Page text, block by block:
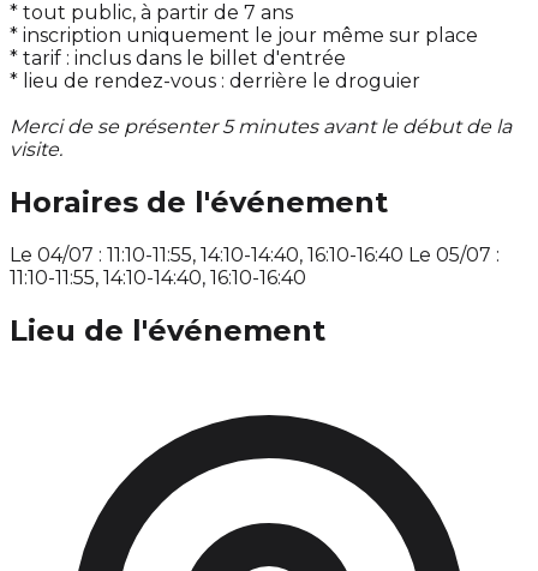
* tout public, à partir de 7 ans
* inscription uniquement le jour même sur place
* tarif : inclus dans le billet d'entrée
* lieu de rendez-vous : derrière le droguier
Merci de se présenter 5 minutes avant le début de la
visite.
Horaires de l'événement
Le 04/07 : 11:10-11:55, 14:10-14:40, 16:10-16:40 Le 05/07 :
11:10-11:55, 14:10-14:40, 16:10-16:40
Lieu de l'événement